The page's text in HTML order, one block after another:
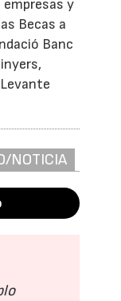
empresas y
Becas a
Banc
NOTICIA